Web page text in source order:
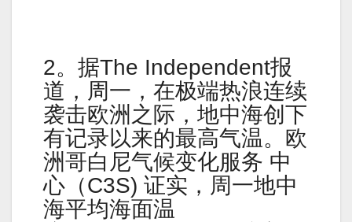
2。据The Independent报
道，周一，在极端热浪连续
袭击欧洲之际，地中海创下
有记录以来的最高气温。欧
洲哥白尼气候变化服务 中
心（C3S) 证实，周一地中
海平均海面温